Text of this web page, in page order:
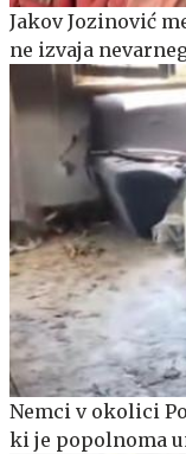
Jakov Jozinović
ne izvaja
Nemci v okolici
ki je popolnoma